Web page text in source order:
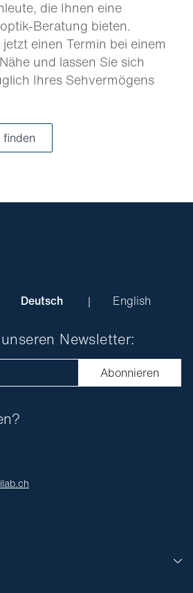
die Ihnen eine
Beratung bieten.
einen Termin bei einem
und lassen Sie sich
Ihres Sehvermögens
Deutsch English
unseren Newsletter:
Abonnieren